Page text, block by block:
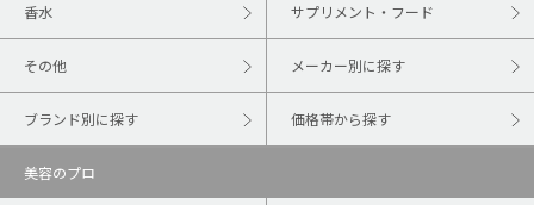
香水 サプリメント・フード
その他 メーカー別に探す
ブランド別に探す 価格帯から探す
美容のプロ